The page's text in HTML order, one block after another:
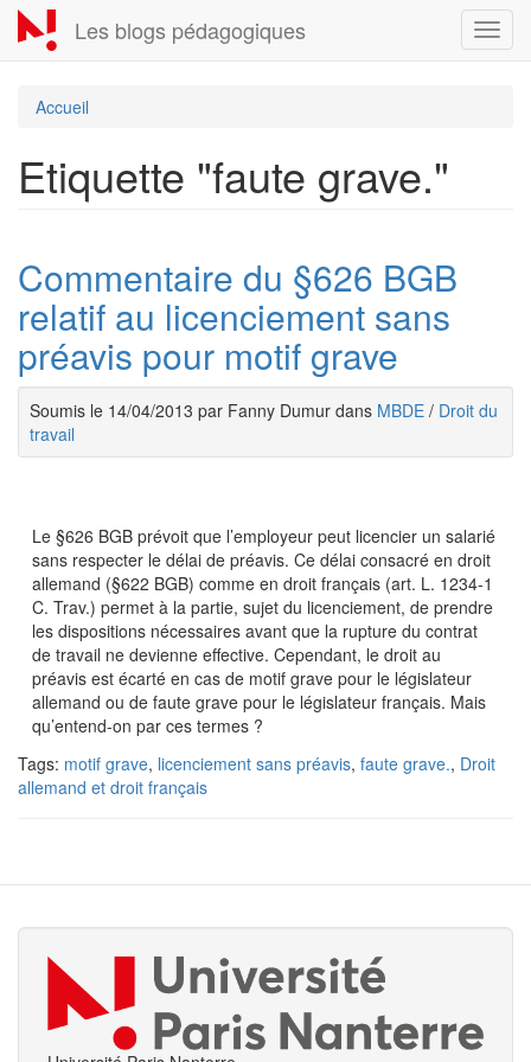
Aller
au
contenu
Les blogs pédagogiques
Accueil
Etiquette "faute grave."
Commentaire du §626 BGB
relatif au licenciement sans
préavis pour motif grave
Soumis le 14/04/2013 par Fanny Dumur dans MBDE / Droit du
travail
Le §626 BGB prévoit que l’employeur peut licencier un salarié
sans respecter le délai de préavis. Ce délai consacré en droit
allemand (§622 BGB) comme en droit français (art. L. 1234-1
C. Trav.) permet à la partie, sujet du licenciement, de prendre
les dispositions nécessaires avant que la rupture du contrat
de travail ne devienne effective. Cependant, le droit au
préavis est écarté en cas de motif grave pour le législateur
allemand ou de faute grave pour le législateur français. Mais
qu’entend-on par ces termes ?
Tags: motif grave, licenciement sans préavis, faute grave., Droit
allemand et droit français